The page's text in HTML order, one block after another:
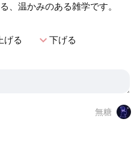
、温かみのある雑学です。
げる expand_more下げる
無糖